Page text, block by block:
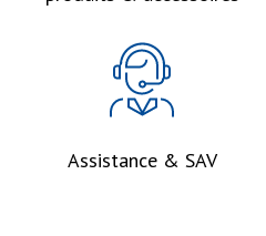
Assistance & SAV